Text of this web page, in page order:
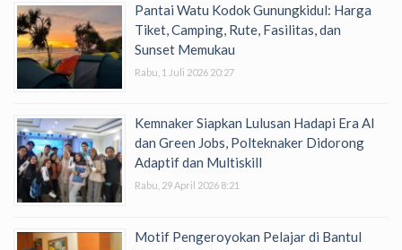
Pantai Watu Kodok Gunungkidul: Harga
Tiket, Camping, Rute, Fasilitas, dan
Sunset Memukau
Rabu, 1 Juli 2026 20:27
Kemnaker Siapkan Lulusan Hadapi Era AI
dan Green Jobs, Polteknaker Didorong
Adaptif dan Multiskill
Rabu, 29 April 2026 8:21
Motif Pengeroyokan Pelajar di Bantul